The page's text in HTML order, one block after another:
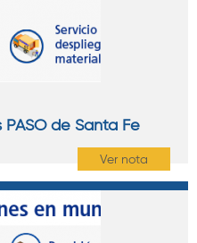
de Santa Fe
Ver nota